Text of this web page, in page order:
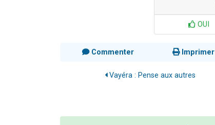
OUI
Commenter Imprimer
Vayéra : Pense aux autres